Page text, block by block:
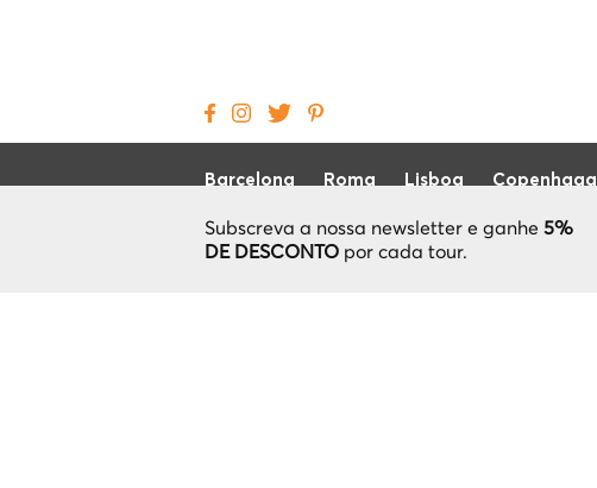
Subscreva a nossa newsletter e ganhe 5%
DE DESCONTO por cada tour.
Barcelona Roma Lisboa Copenhaga